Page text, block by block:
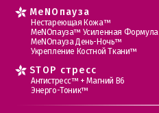
MеNOпауза
Нестареющая Кожа™
МеNOпауза™ Усиленная Формула
МеNOпауза День-Ночь™
Укрепление Костной Ткани™
STOP стресс
Антистресс™ + Магний В6
Энерго-Тоник™